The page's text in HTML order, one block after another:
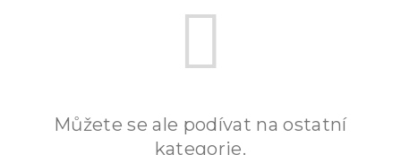
Můžete se ale podívat na ostatní
kategorie.